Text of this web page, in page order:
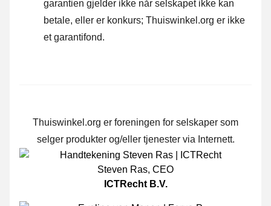
garantien gjelder ikke når selskapet ikke kan
betale, eller er konkurs; Thuiswinkel.org er ikke
et garantifond.
Thuiswinkel.org er foreningen for selskaper som
selger produkter og/eller tjenester via Internett.
Steven Ras, CEO
ICTRecht B.V.